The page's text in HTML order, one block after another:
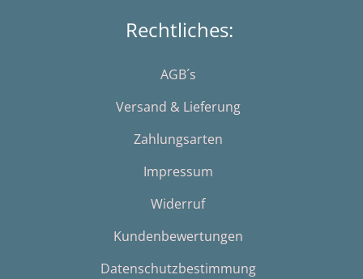
Rechtliches:
AGB´s
Versand & Lieferung
Zahlungsarten
Impressum
Widerruf
Kundenbewertungen
Datenschutzbestimmung